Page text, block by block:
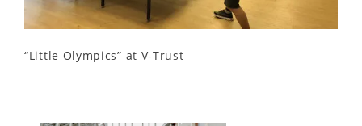
“Little Olympics” at V-Trust